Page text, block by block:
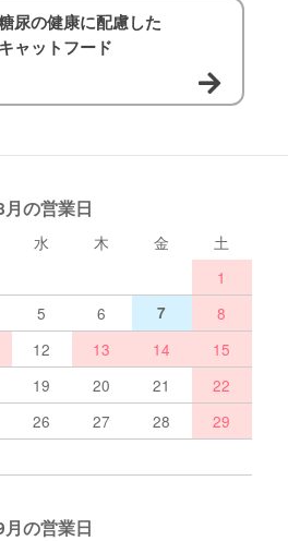
尿の健康に配慮した
キャットフード
月の営業日
水 木 金
土
1
5 6 7
8
12 13 14
15
19 20 21
22
26 27 28
29
月の営業日